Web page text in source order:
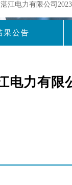
江电力有限公司
果公告
电力有限